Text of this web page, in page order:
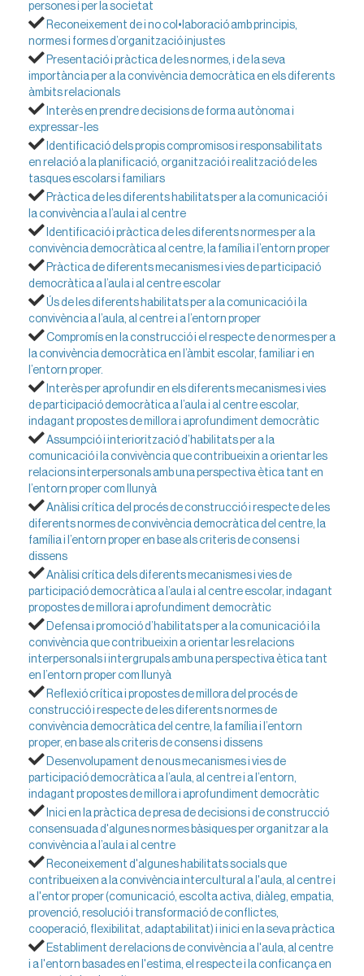
persones i per la societat
Reconeixement de i no col•laboració amb principis,
normes i formes d’organització injustes
Presentació i pràctica de les normes, i de la seva
importància per a la convivència democràtica en els diferents
àmbits relacionals
Interès en prendre decisions de forma autònoma i
expressar-les
Identificació dels propis compromisos i responsabilitats
en relació a la planificació, organització i realització de les
tasques escolars i familiars
Pràctica de les diferents habilitats per a la comunicació i
la convivència a l’aula i al centre
Identificació i pràctica de les diferents normes per a la
convivència democràtica al centre, la família i l’entorn proper
Pràctica de diferents mecanismes i vies de participació
democràtica a l’aula i al centre escolar
Ús de les diferents habilitats per a la comunicació i la
convivència a l’aula, al centre i a l’entorn proper
Compromís en la construcció i el respecte de normes per a
la convivència democràtica en l’àmbit escolar, familiar i en
l’entorn proper.
Interès per aprofundir en els diferents mecanismes i vies
de participació democràtica a l’aula i al centre escolar,
indagant propostes de millora i aprofundiment democràtic
Assumpció i interiorització d’habilitats per a la
comunicació i la convivència que contribueixin a orientar les
relacions interpersonals amb una perspectiva ètica tant en
l’entorn proper com llunyà
Anàlisi crítica del procés de construcció i respecte de les
diferents normes de convivència democràtica del centre, la
família i l’entorn proper en base als criteris de consens i
dissens
Anàlisi crítica dels diferents mecanismes i vies de
participació democràtica a l’aula i al centre escolar, indagant
propostes de millora i aprofundiment democràtic
Defensa i promoció d’habilitats per a la comunicació i la
convivència que contribueixin a orientar les relacions
interpersonals i intergrupals amb una perspectiva ètica tant
en l’entorn proper com llunyà
Reflexió crítica i propostes de millora del procés de
construcció i respecte de les diferents normes de
convivència democràtica del centre, la família i l’entorn
proper, en base als criteris de consens i dissens
Desenvolupament de nous mecanismes i vies de
participació democràtica a l’aula, al centre i a l’entorn,
indagant propostes de millora i aprofundiment democràtic
Inici en la pràctica de presa de decisions i de construcció
consensuada d'algunes normes bàsiques per organitzar a la
convivència a l’aula i al centre
Reconeixement d'algunes habilitats socials que
contribueixen a la convivència intercultural a l'aula, al centre i
a l'entor proper (comunicació, escolta activa, diàleg, empatia,
provenció, resolució i transformació de conflictes,
cooperació, flexibilitat, adaptabilitat) i inici en la seva pràctica
Establiment de relacions de convivència a l'aula, al centre
i a l'entorn basades en l'estima, el respecte i la conficança en